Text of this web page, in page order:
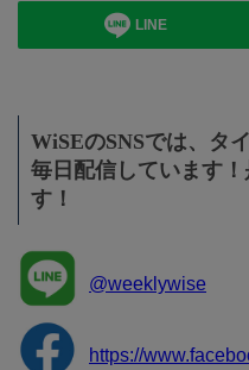
LINE
WiSEのSNSでは、タ
毎日配信しています
す！
@weeklywise
https://